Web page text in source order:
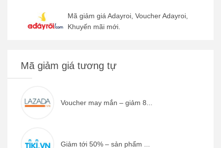
Mã giảm giá Adayroi, Voucher Adayroi,
Khuyến mãi mới.
Mã giảm giá tương tự
Voucher may mắn – giảm 8...
Giảm tới 50% – sản phẩm ...